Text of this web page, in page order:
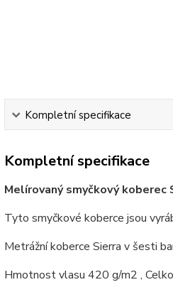
Kompletní specifikace
Kompletní specifikace
Melírovaný smyčkový koberec
Tyto smyčkové koberce jsou
Metrážní koberce Sierra v šesti
Hmotnost vlasu 420 g/m2 ,